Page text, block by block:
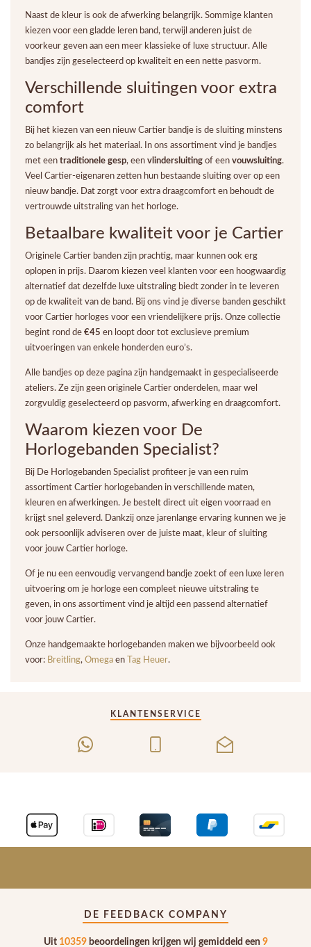
Naast de kleur is ook de afwerking belangrijk. Sommige klanten
kiezen voor een gladde leren band, terwijl anderen juist de
voorkeur geven aan een meer klassieke of luxe structuur. Alle
bandjes zijn geselecteerd op kwaliteit en een nette pasvorm.
Verschillende sluitingen voor extra
comfort
Bij het kiezen van een nieuw Cartier bandje is de sluiting minstens
zo belangrijk als het materiaal. In ons assortiment vind je bandjes
met een traditionele gesp, een vlindersluiting of een vouwsluiting.
Veel Cartier-eigenaren zetten hun bestaande sluiting over op een
nieuw bandje. Dat zorgt voor extra draagcomfort en behoudt de
vertrouwde uitstraling van het horloge.
Betaalbare kwaliteit voor je Cartier
Originele Cartier banden zijn prachtig, maar kunnen ook erg
oplopen in prijs. Daarom kiezen veel klanten voor een hoogwaardig
alternatief dat dezelfde luxe uitstraling biedt zonder in te leveren
op de kwaliteit van de band. Bij ons vind je diverse banden geschikt
voor Cartier horloges voor een vriendelijkere prijs. Onze collectie
begint rond de €45 en loopt door tot exclusieve premium
uitvoeringen van enkele honderden euro’s.
Alle bandjes op deze pagina zijn handgemaakt in gespecialiseerde
ateliers. Ze zijn geen originele Cartier onderdelen, maar wel
zorgvuldig geselecteerd op pasvorm, afwerking en draagcomfort.
Waarom kiezen voor De
Horlogebanden Specialist?
Bij De Horlogebanden Specialist profiteer je van een ruim
assortiment Cartier horlogebanden in verschillende maten,
kleuren en afwerkingen. Je bestelt direct uit eigen voorraad en
krijgt snel geleverd. Dankzij onze jarenlange ervaring kunnen we je
ook persoonlijk adviseren over de juiste maat, kleur of sluiting
voor jouw Cartier horloge.
Of je nu een eenvoudig vervangend bandje zoekt of een luxe leren
uitvoering om je horloge een compleet nieuwe uitstraling te
geven, in ons assortiment vind je altijd een passend alternatief
voor jouw Cartier.
Onze handgemaakte horlogebanden maken we bijvoorbeeld ook
voor: Breitling, Omega en Tag Heuer.
KLANTENSERVICE
DE FEEDBACK COMPANY
Uit 10359beoordelingen krijgen wij gemiddeld een 9